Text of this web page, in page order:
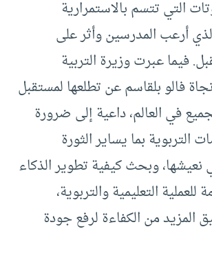
التي تتسم بالاستمرارية
أرعب المدرسين وأثر على
.فيماعبرت وزيرة التربية
فالو بلقاسم عن تطلعها لمستقبل
في العالم، داعية إلى ضرورة
التربوية بما يساير الثورة
نعيشها، وبحث كيفية تطوير الذكاء
التعليمية والتربوية،
المزيد من الكفاءة لرفع جودة